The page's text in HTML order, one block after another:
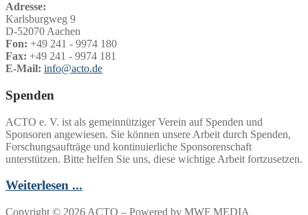
Adresse:
Karlsburgweg 9
D-52070 Aachen
Fon: +49 241 - 9974 180
Fax: +49 241 - 9974 181
E-Mail: info@acto.de
Spenden
ACTO e. V. ist als gemeinnütziger Verein auf Spenden und
Sponsoren angewiesen. Sie können unsere Arbeit durch Spenden,
Forschungsaufträge und kontinuierliche Sponsorenschaft
unterstützen. Bitte helfen Sie uns, diese wichtige Arbeit fortzusetzen.
Weiterlesen ...
Copyright © 2026 ACTO – Powered by MWF MEDIA